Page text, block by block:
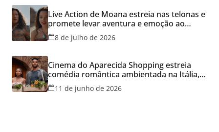
Live Action de Moana estreia nas telonas e
promete levar aventura e emoção ao
Cineflix do Aparecida Shopping
8 de julho de 2026
Cinema do Aparecida Shopping estreia
comédia romântica ambientada na Itália,
hoje e lança promoção para o Dia dos
Namorados
11 de junho de 2026